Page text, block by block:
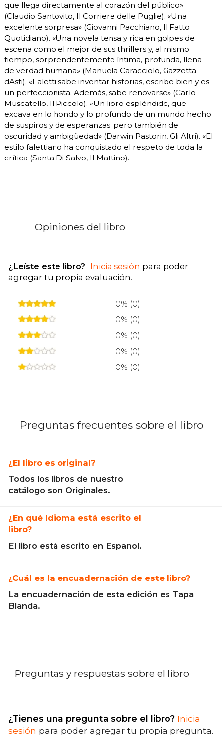
que llega directamente al corazón del público»
(Claudio Santovito, Il Corriere delle Puglie). «Una
excelente sorpresa» (Giovanni Pacchiano, Il Fatto
Quotidiano). «Una novela tensa y rica en golpes de
escena como el mejor de sus thrillers y, al mismo
tiempo, sorprendentemente íntima, profunda, llena
de verdad humana» (Manuela Caracciolo, Gazzetta
dAsti). «Faletti sabe inventar historias, escribe bien y es
un perfeccionista. Además, sabe renovarse» (Carlo
Muscatello, Il Piccolo). «Un libro espléndido, que
excava en lo hondo y lo profundo de un mundo hecho
de suspiros y de esperanzas, pero también de
oscuridad y ambigüedad» (Darwin Pastorin, Gli Altri). «El
estilo falettiano ha conquistado el respeto de toda la
crítica (Santa Di Salvo, Il Mattino).
Opiniones del libro
¿Leíste este libro? Inicia sesión para poder
agregar tu propia evaluación.
0% (0)
0% (0)
0% (0)
0% (0)
0% (0)
Preguntas frecuentes sobre el libro
¿El libro es original?
Todos los libros de nuestro
catálogo son Originales.
¿En qué Idioma está escrito el
libro?
El libro está escrito en Español.
¿Cuál es la encuadernación de este libro?
La encuadernación de esta edición es Tapa
Blanda.
Preguntas y respuestas sobre el libro
¿Tienes una pregunta sobre el libro? Inicia
sesión para poder agregar tu propia pregunta.